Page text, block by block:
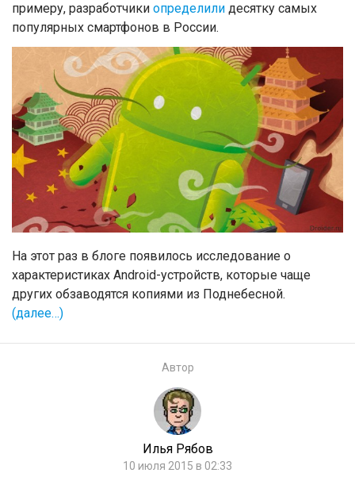
примеру, разработчики определили десятку самых
популярных смартфонов в России.
На этот раз в блоге появилось исследование о
характеристиках Android-устройств, которые чаще
других обзаводятся копиями из Поднебесной.
(далее…)
Автор
Илья Рябов
10 июля 2015 в 02:33